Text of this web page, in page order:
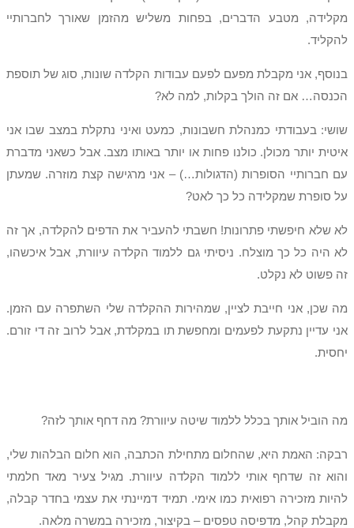
מקלידה, מטבע הדברים, בפחות משליש מהזמן שאורך לחברותיי
להקליד.
בנוסף, אני מקבלת מפעם לפעם עבודות הקלדה שונות, סוג של תוספת
הכנסה… אם זה הולך בקלות, למה לא?
שושי: בעבודתי כמנהלת חשבונות, כמעט ואיני נתקלת במצב שבו אני
איטית יותר מכולן. כולנו פחות או יותר באותו מצב. אבל כשאני מדברת
עם חברותיי הסופרות (הדגולות…) – אני מרגישה קצת מוזרה. שמעתן
על סופרת שמקלידה כל כך לאט?
לא שלא חיפשתי פתרונות! חשבתי להעביר את הדפים להקלדה, אך זה
לא היה כל כך מוצלח. ניסיתי גם ללמוד הקלדה עיוורת, אבל איכשהו,
זה פשוט לא נקלט.
מה שכן, אני חייבת לציין, שמהירות ההקלדה שלי השתפרה עם הזמן.
אני עדיין נתקעת לפעמים ומחפשת תו במקלדת, אבל לרוב זה די זורם.
יחסית.
מה הוביל אותך בכלל ללמוד שיטה עיוורת? מה דחף אותך לזה?
רבקה: האמת היא, שהחלום מתחילת הכתבה, הוא חלום הבלהות שלי,
והוא זה שדחף אותי ללמוד הקלדה עיוורת. מגיל צעיר מאד חלמתי
להיות מזכירה רפואית כמו אימי. תמיד דמיינתי את עצמי בחדר קבלה,
מקבלת קהל, מדפיסה טפסים – בקיצור, מזכירה במשרה מלאה.